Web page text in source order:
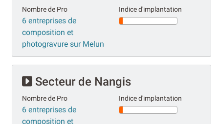
Nombre de Pro
6 entreprises de
composition et
photogravure sur Melun
Indice d'implantation
Secteur de Nangis
Nombre de Pro
6 entreprises de
composition et
Indice d'implantation